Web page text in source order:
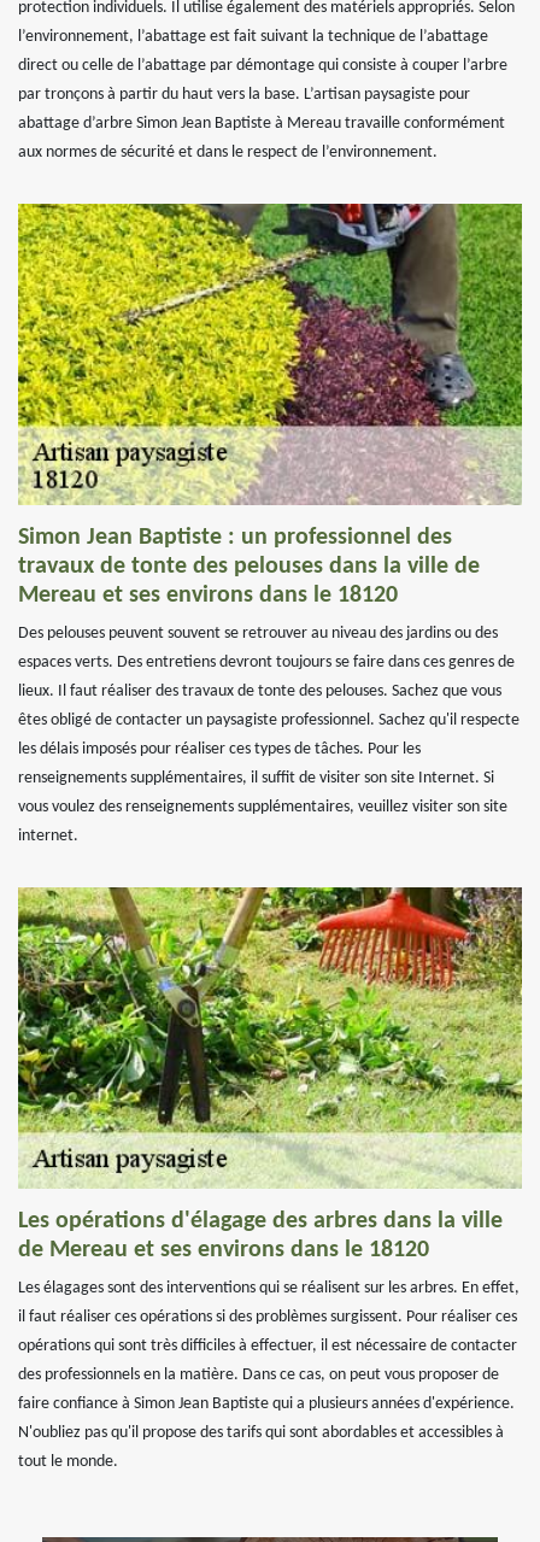
protection individuels. Il utilise également des matériels appropriés. Selon
l’environnement, l’abattage est fait suivant la technique de l’abattage
direct ou celle de l’abattage par démontage qui consiste à couper l’arbre
par tronçons à partir du haut vers la base. L’artisan paysagiste pour
abattage d’arbre Simon Jean Baptiste à Mereau travaille conformément
aux normes de sécurité et dans le respect de l’environnement.
Simon Jean Baptiste : un professionnel des
travaux de tonte des pelouses dans la ville de
Mereau et ses environs dans le 18120
Des pelouses peuvent souvent se retrouver au niveau des jardins ou des
espaces verts. Des entretiens devront toujours se faire dans ces genres de
lieux. Il faut réaliser des travaux de tonte des pelouses. Sachez que vous
êtes obligé de contacter un paysagiste professionnel. Sachez qu'il respecte
les délais imposés pour réaliser ces types de tâches. Pour les
renseignements supplémentaires, il suffit de visiter son site Internet. Si
vous voulez des renseignements supplémentaires, veuillez visiter son site
internet.
Les opérations d'élagage des arbres dans la ville
de Mereau et ses environs dans le 18120
Les élagages sont des interventions qui se réalisent sur les arbres. En effet,
il faut réaliser ces opérations si des problèmes surgissent. Pour réaliser ces
opérations qui sont très difficiles à effectuer, il est nécessaire de contacter
des professionnels en la matière. Dans ce cas, on peut vous proposer de
faire confiance à Simon Jean Baptiste qui a plusieurs années d'expérience.
N'oubliez pas qu'il propose des tarifs qui sont abordables et accessibles à
tout le monde.